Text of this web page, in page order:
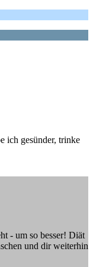
ich gesünder, trinke
- um so besser! Diät
und dir weiterhin